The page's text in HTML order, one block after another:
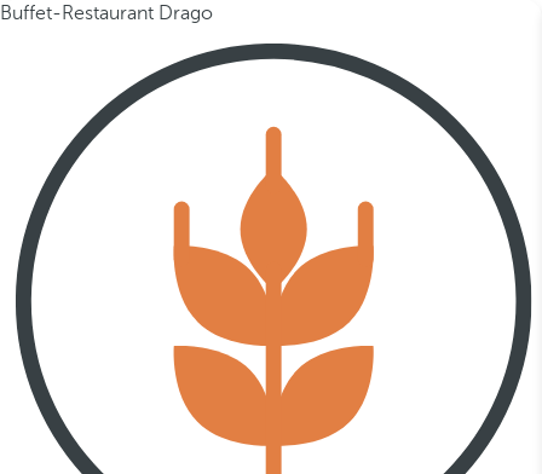
Buffet-Restaurant Drago